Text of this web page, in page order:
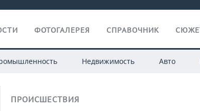
ФОТОГАЛЕРЕЯ СПРАВОЧНИК
Недвижимость Авто
ПРОИСШЕСТВИЯ